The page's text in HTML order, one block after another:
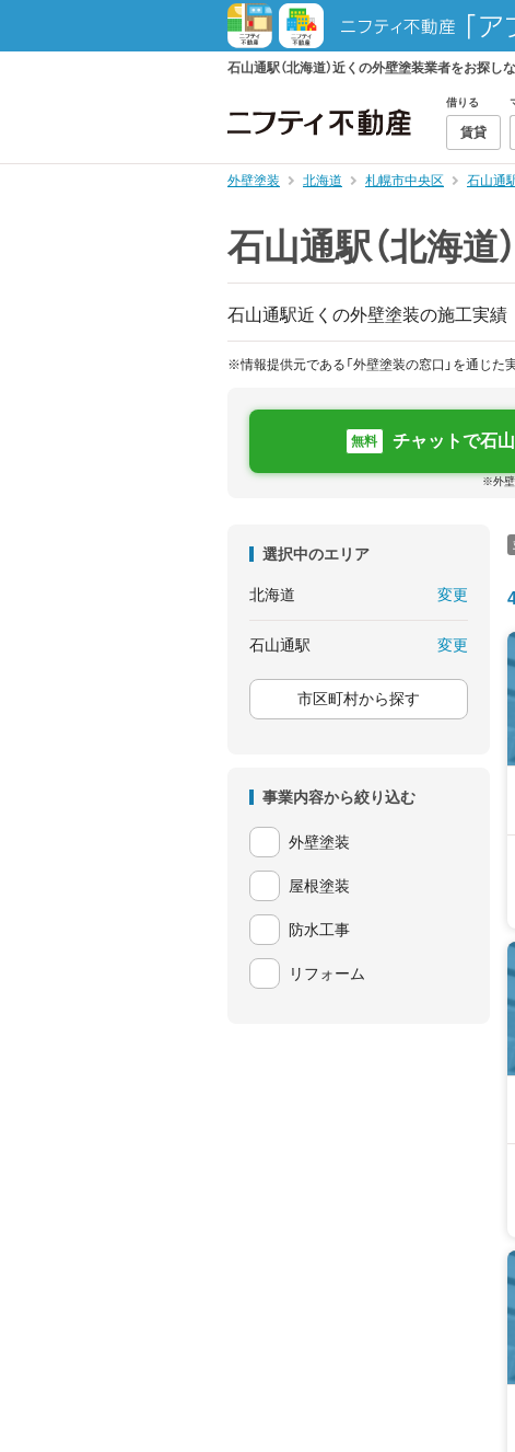
石山通駅（北海道）近くの外壁塗装業者をお探
借りる
賃貸
外壁塗装 北海道 札幌市中央区 石山通
石山通駅（北海
石山通駅近くの外壁塗装の施工実績
※情報提供元である「外壁塗装の窓口」を通じた
無料 チャットで石
※外壁
選択中のエリア
北海道 変更
石山通駅 変更
市区町村から探す
事業内容から絞り込む
外壁塗装
屋根塗装
防水工事
リフォーム